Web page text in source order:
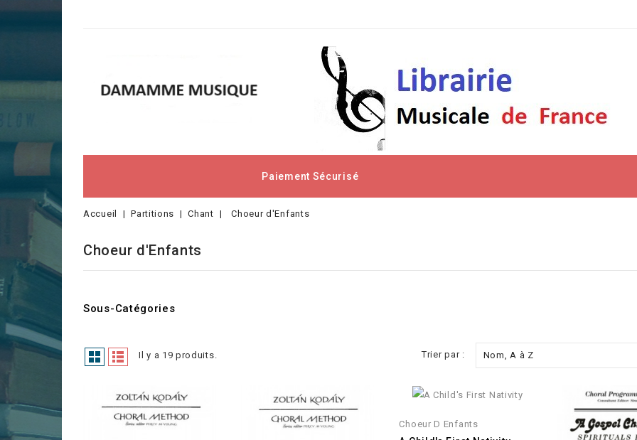
Paiement Sécurisé
Accueil Partitions Chant Choeur d'Enfants
Choeur d'Enfants
Sous-Catégories
Il y a 19 produits. Trier par : Nom, A à Z
Choeur D Enfants